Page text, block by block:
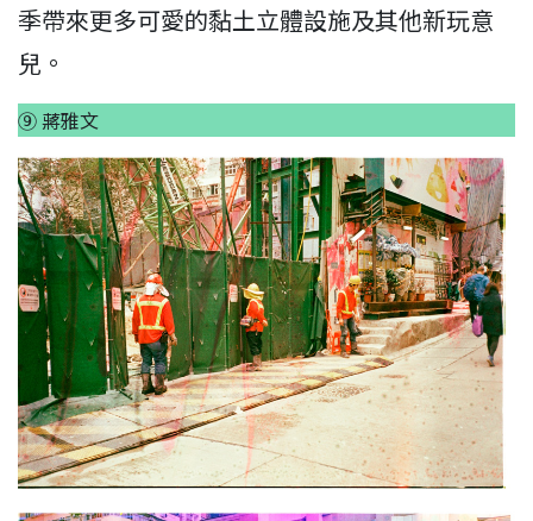
季帶來更多可愛的黏土立體設施及其他新玩意
兒。
⑨ 蔣雅文